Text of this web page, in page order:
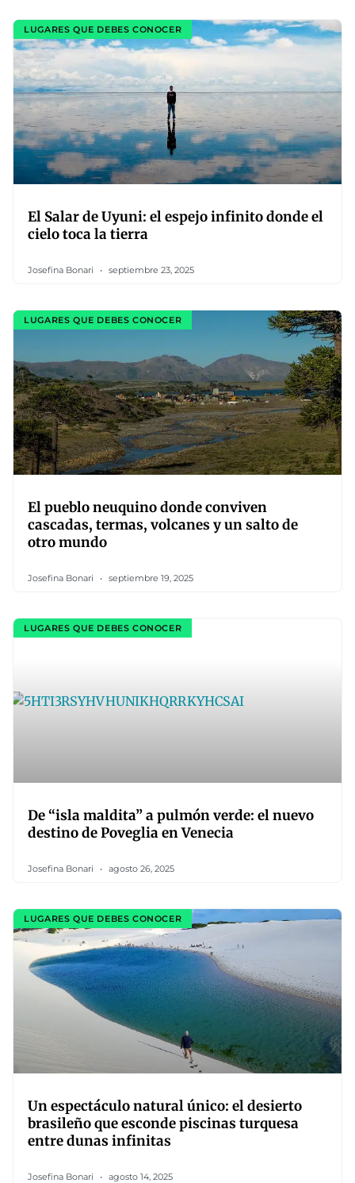
LUGARES QUE DEBES CONOCER
El Salar de Uyuni: el espejo infinito donde el
cielo toca la tierra
Josefina Bonari septiembre 23, 2025
LUGARES QUE DEBES CONOCER
El pueblo neuquino donde conviven
cascadas, termas, volcanes y un salto de
otro mundo
Josefina Bonari septiembre 19, 2025
LUGARES QUE DEBES CONOCER
De “isla maldita” a pulmón verde: el nuevo
destino de Poveglia en Venecia
Josefina Bonari agosto 26, 2025
LUGARES QUE DEBES CONOCER
Un espectáculo natural único: el desierto
brasileño que esconde piscinas turquesa
entre dunas infinitas
Josefina Bonari agosto 14, 2025